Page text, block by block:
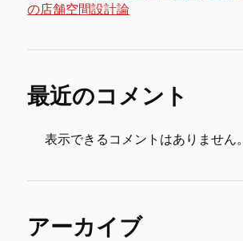
の店舗空間設計論
最近のコメント
表示できるコメントはありません。
アーカイブ